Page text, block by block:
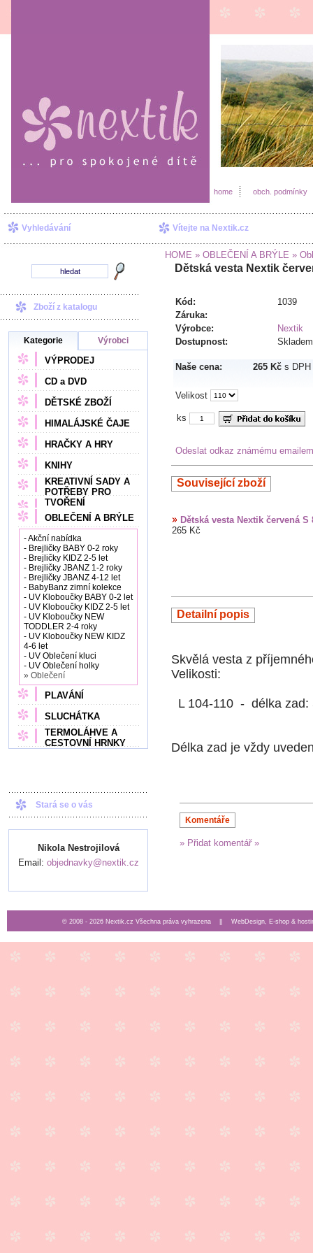
home obch. podmínky
Vyhledávání Vítejte na Nextik.cz
Zboží z katalogu
Kategorie Výrobci
VÝPRODEJ
CD a DVD
DĚTSKÉ ZBOŽÍ
HIMALÁJSKÉ ČAJE
HRAČKY A HRY
KNIHY
KREATIVNÍ SADY A
POTŘEBY PRO
TVOŘENÍ
OBLEČENÍ A BRÝLE
- Akční nabídka
- Brejličky BABY 0-2 roky
- Brejličky KIDZ 2-5 let
- Brejličky JBANZ 1-2 roky
- Brejličky JBANZ 4-12 let
- BabyBanz zimní kolekce
- UV Kloboučky BABY 0-2 let
- UV Kloboučky KIDZ 2-5 let
- UV Kloboučky NEW
TODDLER 2-4 roky
- UV Kloboučky NEW KIDZ
4-6 let
- UV Oblečení kluci
- UV Oblečení holky
» Oblečení
PLAVÁNÍ
SLUCHÁTKA
TERMOLÁHVE A
CESTOVNÍ HRNKY
Stará se o vás
Nikola Nestrojilová
Email: objednavky@nextik.cz
HOME » OBLEČENÍ A BRÝLE »
Dětská vesta Nextik
Kód:
1039
Záruka:
Výrobce:
Nextik
Dostupnost:
Skladem
Naše cena: 265 Kč s DPH
Velikost
ks
Odeslat odkaz známému emailem
Související zboží
Dětská vesta Nextik červená S
265 Kč
Detailní popis
Skvělá vesta z
Velikosti:
L 104-110 - délka zad:
Délka zad je vždy
Komentáře
» Přidat komentář »
© 2008 - 2026 Nextik.cz Všechna práva vyhrazena || WebDesign, E-shop &